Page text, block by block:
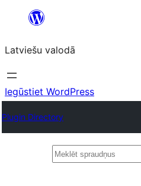
Pāriet
saturu
Latviešu valodā
Iegūstiet WordPress
Plugin Directory
Meklēt